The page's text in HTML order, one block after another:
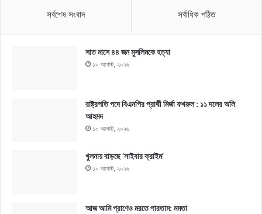
সর্বশেষ সংবাদ সর্বাধিক পঠিত
সাত মাসে ৪৪ জন মুসলিমকে হত্যা
১০ আগস্ট, ২০২৬
রাষ্ট্রপতি পদে বিএনপির প্রার্থী মির্জা ফখরুল : ১১ দলের অলি
আহমদ
১০ আগস্ট, ২০২৬
খুলনায় বাড়ছে ‘সাইবার ক্রাইম’
১০ আগস্ট, ২০২৬
আজ আমি প্রাণেও মরতে পারতাম: মমতা